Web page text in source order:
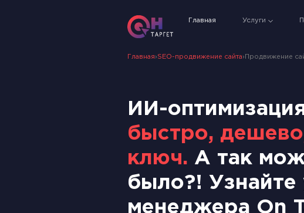
Главная Услуги
Главная › SEO-продвижение сайта › Продвижение
ИИ-
быстро,
ключ. А так
было?! Узнайте
менеджера On